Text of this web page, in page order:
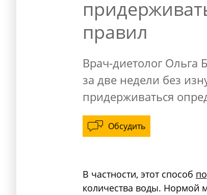
правил
Врач-диетолог Ольга
за две недели без
придерживаться
Обсудить
В частности, этот способ
количества воды. Нормой